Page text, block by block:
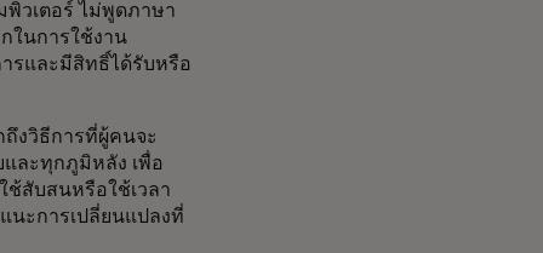
พิวเตอร์ ไม่พูดภาษา
ในการใช้งาน
รและมีสิทธิ์ได้รับหรือ
ถึงวิธีการที่ผู้คนจะ
ละทุกภูมิหลัง เพื่อ
สับสนหรือใช้เวลา
นะการเปลี่ยนแปลงที่